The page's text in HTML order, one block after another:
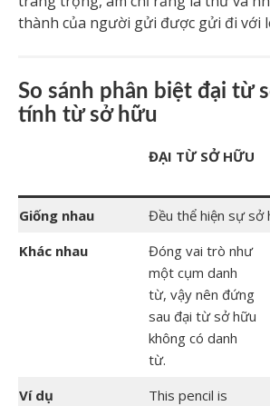
thành của người gửi được gửi đi với
So sánh phân biệt đại từ
tính từ sở hữu
ĐẠI TỪ SỞ HỮU
Giống nhau
Đều thể hiện sự sở
Khác nhau
Đóng vai trò như
một cụm danh
từ, vậy nên đứng
sau đại từ sở hữu
không có danh
từ.
Ví dụ
This pencil is